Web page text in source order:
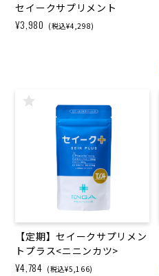
セイークサプリメント
¥3,980 (税込¥4,298)
【定期】セイークサプリメン
トプラス<ニニンカツ>
¥4,784 (税込¥5,166)